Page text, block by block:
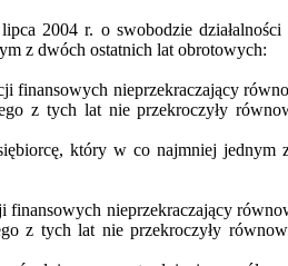
2004 r. o swobodzie działalności
z dwóch ostatnich lat obrotowych:
finansowych nieprzekraczający
z tych lat nie przekroczyły
który w co najmniej jednym
finansowych nieprzekraczający
z tych lat nie przekroczyły